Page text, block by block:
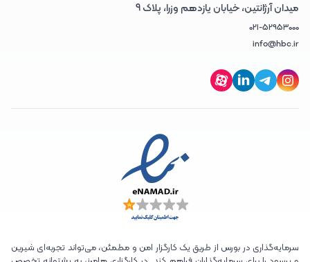
میدان آرژانتین، خیابان یازدهم وزرا، پلاک 9
021-52953000
info@hbc.ir
سرمایه‌گذاری در بورس از طریق یک کارگزار امن و مطمئن، می‌تواند تجربه‌ای شیرین